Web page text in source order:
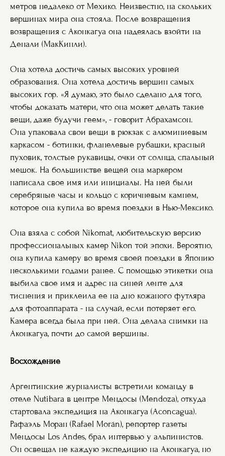
метров недалеко от Мехико. Неизвестно, на скольких
вершинах мира она стояла. После возвращения
возвращения с Аконкагуа она надеялась взойти на
Денали (МакКинли).
Она хотела достичь самых высоких уровней
образования. Она хотела достичь вершин самых
высоких гор. «Я думаю, это было сделано для того,
чтобы доказать матери, что она может делать такие
вещи, даже будучи геем», - говорит Абрахамсон.
Она упаковала свои вещи в рюкзак с алюминиевым
каркасом - ботинки, фланелевые рубашки, красный
пуховик, толстые рукавицы, очки от солнца, спальный
мешок. На большинстве вещей она маркером
написала свое имя или инициалы. На ней были
серебряные часы и кольцо с коричневым камнем,
которое она купила во время поездки в Нью-Мексико.
Она взяла с собой Nikomat, любительскую версию
профессиональных камер Nikon той эпохи. Вероятно,
она купила камеру во время своей поездки в Японию
несколькими годами ранее. С помощью этикетки она
выбила свое имя и адрес на синей ленте для
тиснения и приклеила ее на дно кожаного футляра
для фотоаппарата - на случай, если потеряет его.
Камера всегда была при ней. Она делала снимки на
Аконкагуа, почти до самой вершины.
Восхождение
Аргентинские журналисты встретили команду в
отеле Nutibara в центре Мендосы (Mendoza), откуда
стартовала экспедиция на Аконкагуа (Aconcagua).
Рафаэль Моран (Rafael Morán), репортер газеты
Мендосы Los Andes, брал интервью у альпинистов.
Он освещал не каждую экспедицию на Аконкагуа, но